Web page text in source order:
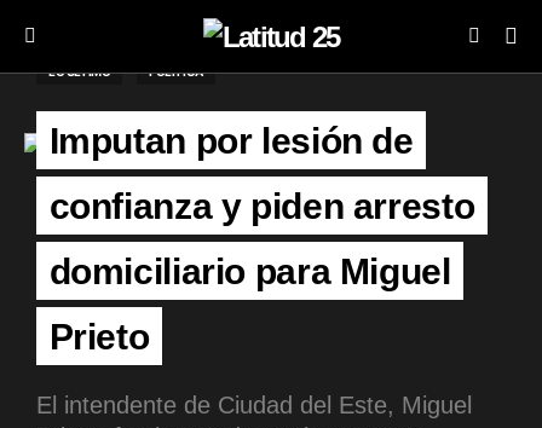
LO ÚLTIMO POLÍTICA
Imputan por lesión de
confianza y piden arresto
domiciliario para Miguel
Prieto
El intendente de Ciudad del Este, Miguel